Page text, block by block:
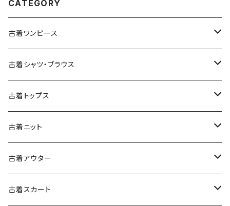
CATEGORY
古着ワンピース
古着長袖ワンピース
古着半袖ワンピース
古着ノースリーブワンピース
古着キャミソールワンピース
古着ベアトップワンピース
古着シャツ・ブラウス
古着長袖シャツ・ブラウス
古着半袖シャツ・ブラウス
古着ノースリーブシャツ・ブラウス
古着トップス
古着スウェット&パーカー
古着スウェット
古着パーカー
古着プルオーバー
古着長袖プルオーバー
古着Ｔシャツ
古着ニット
古着セーター
古着カーディガン
古着アウター
古着ライトジャケット
古着スカート